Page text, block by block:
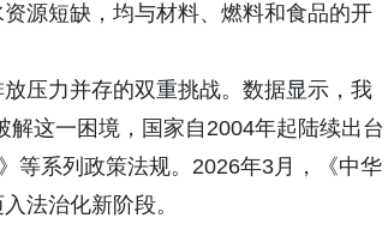
源短缺，均与材料、燃料和食品的开
压力并存的双重挑战。数据显示，我
这一困境，国家自2004年起陆续出台
等系列政策法规。2026年3月，《中华
法治化新阶段。